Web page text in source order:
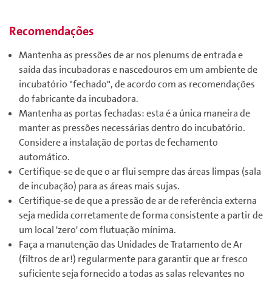
Recomendações
Mantenha as pressões de ar nos plenums de entrada e
saída das incubadoras e nascedouros em um ambiente de
incubatório "fechado", de acordo com as recomendações
do fabricante da incubadora.
Mantenha as portas fechadas: esta é a única maneira de
manter as pressões necessárias dentro do incubatório.
Considere a instalação de portas de fechamento
automático.
Certifique-se de que o ar flui sempre das áreas limpas (sala
de incubação) para as áreas mais sujas.
Certifique-se de que a pressão de ar de referência externa
seja medida corretamente de forma consistente a partir de
um local 'zero' com flutuação mínima.
Faça a manutenção das Unidades de Tratamento de Ar
(filtros de ar!) regularmente para garantir que ar fresco
suficiente seja fornecido a todas as salas relevantes no